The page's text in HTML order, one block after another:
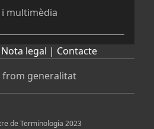
multimèdia
Nota legal | Contacte
de Terminologia 2023